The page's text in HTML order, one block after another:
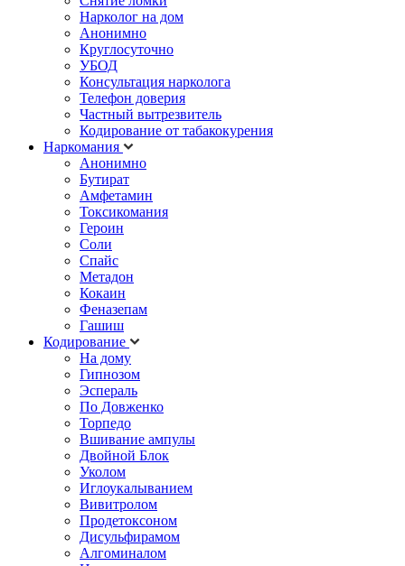
Нарколог на дом
Анонимно
Круглосуточно
УБОД
Консультация нарколога
Телефон доверия
Частный вытрезвитель
Кодирование от табакокурения
Наркомания
Анонимно
Бутират
Амфетамин
Токсикомания
Героин
Соли
Спайс
Метадон
Кокаин
Феназепам
Гашиш
Кодирование
На дому
Гипнозом
Эспераль
По Довженко
Торпедо
Вшивание ампулы
Двойной Блок
Уколом
Иглоукалыванием
Вивитролом
Продетоксоном
Дисульфирамом
Алгоминалом